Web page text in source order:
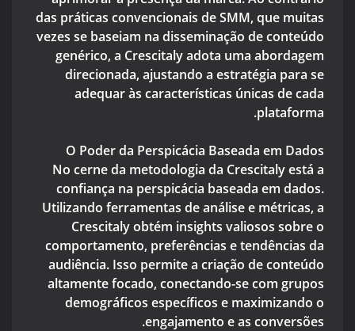
das práticas convencionais de SMM, que muitas
vezes se baseiam na disseminação de conteúdo
genérico, a Crescitaly adota uma abordagem
direcionada, ajustando a estratégia para se
adequar às características únicas de cada
plataforma.
O Poder da Perspicácia Baseada em Dados
No cerne da metodologia da Crescitaly está a
confiança na perspicácia baseada em dados.
Utilizando ferramentas de análise e métricas, a
Crescitaly obtém insights valiosos sobre o
comportamento, preferências e tendências da
audiência. Isso permite a criação de conteúdo
altamente focado, conectando-se com grupos
demográficos específicos e maximizando o
engajamento e as conversões.